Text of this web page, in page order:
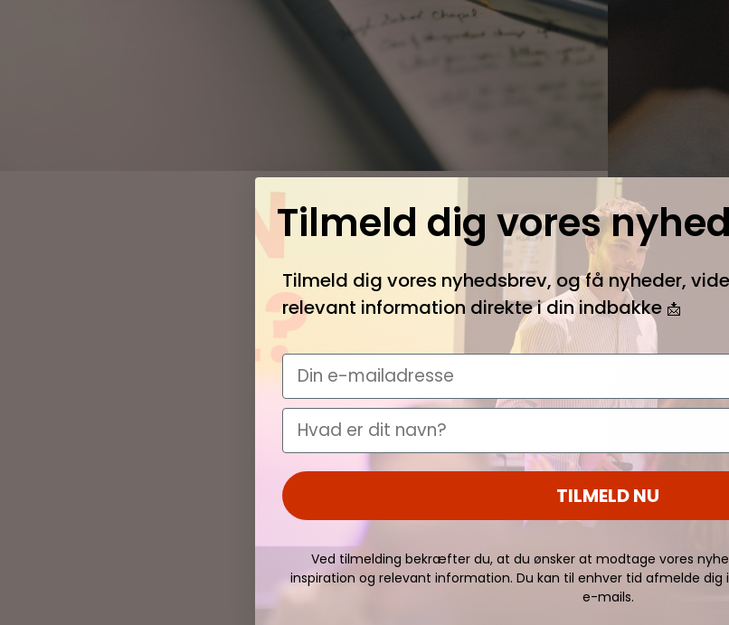
Tilmeld dig vores
Tilmeld dig vores nyhedsbrev, og få nyheder,
relevant information direkte i din indbakke 📩
Din e-mailadresse
Fornavn
TILMELD NU
Ved tilmelding bekræfter du, at du ønsker at modtage vores
inspiration og relevant information. Du kan til enhver tid afmelde dig
e-mails.